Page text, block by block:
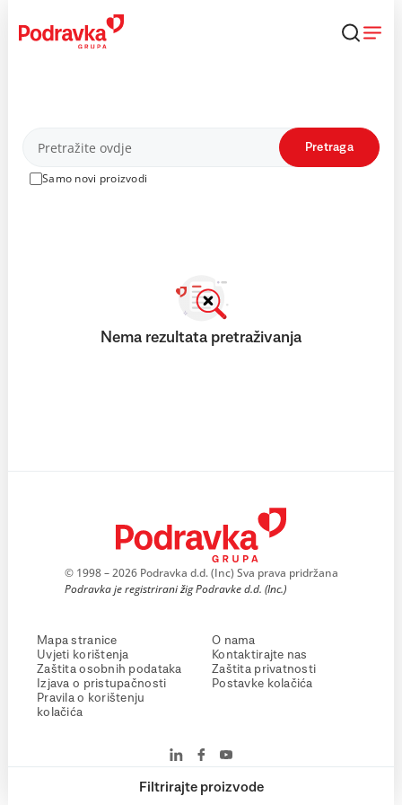
content
Proizvodi
Samo novi proizvodi
Pretraga
Filtrirajte proizvode
Nema rezultata pretraživanja
© 1998 – 2026 Podravka d.d. (Inc) Sva prava pridržana
Podravka je registrirani žig Podravke d.d. (Inc.)
Mapa stranice
Uvjeti korištenja
Zaštita osobnih podataka
Izjava o pristupačnosti
Pravila o korištenju
kolačića
O nama
Kontaktirajte nas
Zaštita privatnosti
Postavke kolačića